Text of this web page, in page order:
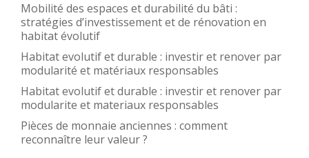
Mobilité des espaces et durabilité du bâti :
stratégies d’investissement et de rénovation en
habitat évolutif
Habitat evolutif et durable : investir et renover par
modularité et matériaux responsables
Habitat evolutif et durable : investir et renover par
modularite et materiaux responsables
Pièces de monnaie anciennes : comment
reconnaître leur valeur ?